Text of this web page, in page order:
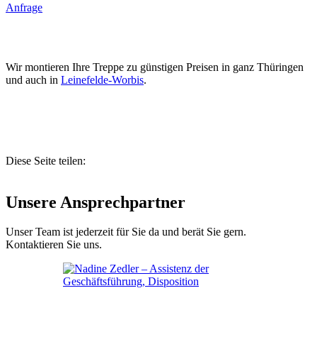
Anfrage
Wir montieren Ihre Treppe zu günstigen Preisen in ganz Thüringen
und auch in Leinefelde-Worbis.
Diese Seite teilen:
Unsere Ansprechpartner
Unser Team ist jederzeit für Sie da und berät Sie gern.
Kontaktieren Sie uns.